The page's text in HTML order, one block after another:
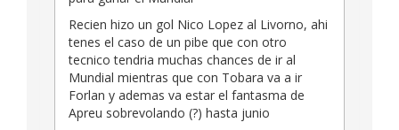
Recien hizo un gol Nico Lopez al Livorno, ahi
tenes el caso de un pibe que con otro
tecnico tendria muchas chances de ir al
Mundial mientras que con Tobara va a ir
Forlan y ademas va estar el fantasma de
Apreu sobrevolando (?) hasta junio